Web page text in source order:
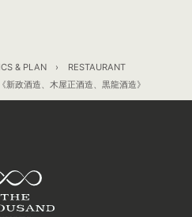
& PLAN
RESTAURANT
政酒造、木屋正酒造、黒龍酒造》